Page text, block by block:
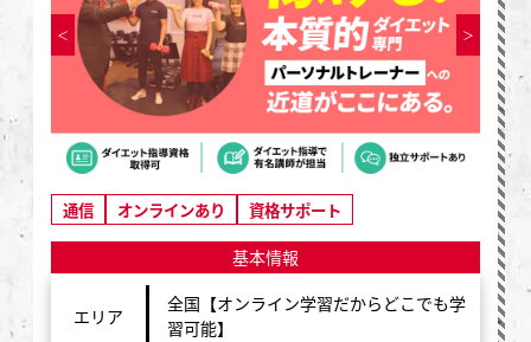
通信 オンラインあり
資格サポート
基本情報
エリア
全国【オンライン学習だからどこでも学
習可能】